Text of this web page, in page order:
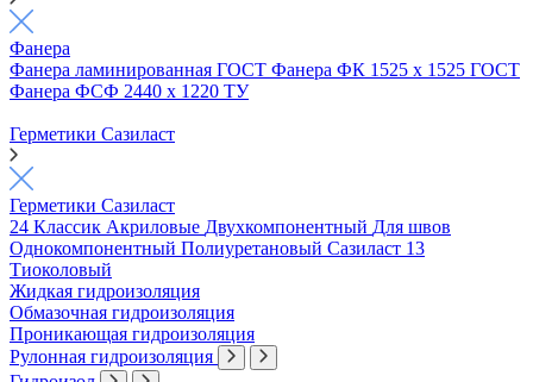
Фанера
Фанера ламинированная ГОСТ Фанера ФК 1525 х 1525 ГОСТ
Фанера ФСФ 2440 х 1220 ТУ
Герметики Сазиласт
Герметики Сазиласт
24 Классик Акриловые Двухкомпонентный Для швов
Однокомпонентный Полиуретановый Сазиласт 13
Тиоколовый
Жидкая гидроизоляция
Обмазочная гидроизоляция
Проникающая гидроизоляция
Рулонная гидроизоляция